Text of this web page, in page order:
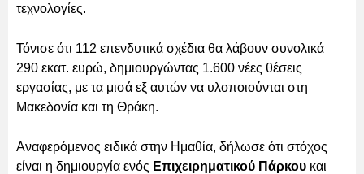
τεχνολογίες.
Τόνισε ότι 112 επενδυτικά σχέδια θα λάβουν συνολικά
290 εκατ. ευρώ, δημιουργώντας 1.600 νέες θέσεις
εργασίας, με τα μισά εξ αυτών να υλοποιούνται στη
Μακεδονία και τη Θράκη.
Αναφερόμενος ειδικά στην Ημαθία, δήλωσε ότι στόχος
είναι η δημιουργία ενός Επιχειρηματικού Πάρκου και